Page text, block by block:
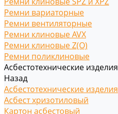
Ремни вариаторные
Ремни вентиляторные
Ремни клиновые AVX
Ремни клиновые Z(O)
Ремни поликлиновые
Асбестотехнические изделия
Назад
Асбестотехнические изделия
Асбест хризотиловый
Картон асбестовый